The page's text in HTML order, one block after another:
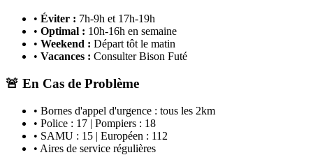
• Éviter : 7h-9h et 17h-19h
• Optimal : 10h-16h en semaine
• Weekend : Départ tôt le matin
• Vacances : Consulter Bison Futé
🚨 En Cas de Problème
• Bornes d'appel d'urgence : tous les 2km
• Police : 17 | Pompiers : 18
• SAMU : 15 | Européen : 112
• Aires de service régulières